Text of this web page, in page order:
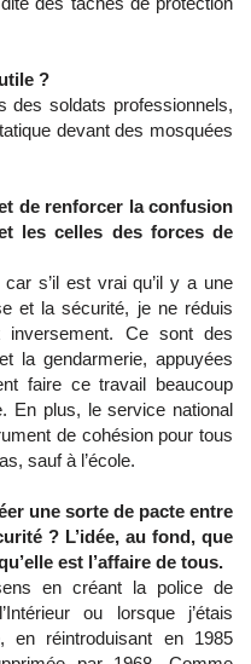
?
des soldats professionnels,
devant des mosquées
de renforcer la confusion
les celles des forces de
s’il est vrai qu’il y a une
et la sécurité, je ne réduis
Ce sont des
la gendarmerie, appuyées
faire ce travail beaucoup
En plus, le service national
de cohésion pour tous
sauf à l’école.
une sorte de pacte entre
? L’idée, au fond, que
est l’affaire de tous.
en créant la police de
ou lorsque j’étais
en réintroduisant en 1985